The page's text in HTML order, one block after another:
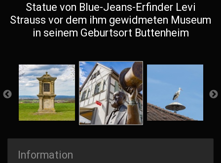
Statue von Blue-Jeans-Erfinder Levi
Strauss vor dem ihm gewidmeten Museum
in seinem Geburtsort Buttenheim
Information